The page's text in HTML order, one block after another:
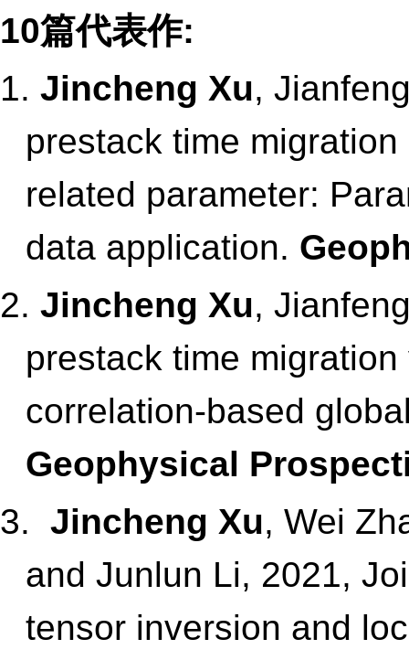
10篇代表作:
1. Jincheng Xu,
prestack time
related parameter:
data application.
2. Jincheng Xu,
prestack time
correlation‐based
Geophysical
3. Jincheng Xu, Wei
and Junlun Li, 2021,
tensor inversion and